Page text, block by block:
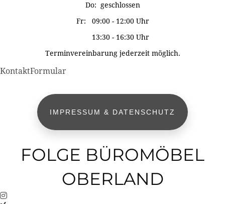
Do: geschlossen
Fr: 09:00 - 12:00 Uhr
13:30 - 16:30 Uhr
Terminvereinbarung jederzeit möglich.
KontaktFormular
IMPRESSUM & DATENSCHUTZ
FOLGE BÜROMÖBEL
OBERLAND